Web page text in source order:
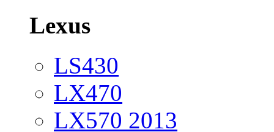
Lexus
LS430
LX470
LX570 2013